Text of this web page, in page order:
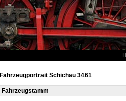
Fahrzeugportrait Schichau 3461
Fahrzeugstamm